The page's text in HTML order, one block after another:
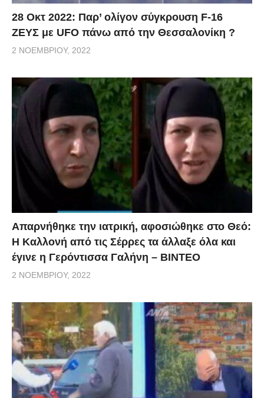
28 Οκτ 2022: Παρ’ ολίγον σύγκρουση F-16
ΖΕΥΣ με UFO πάνω από την Θεσσαλονίκη ?
2 ΝΟΕΜΒΡΊΟΥ, 2022
Απαρνήθηκε την ιατρική, αφοσιώθηκε στο Θεό:
Η Καλλονή από τις Σέρρες τα άλλαξε όλα και
έγινε η Γερόντισσα Γαλήνη – ΒΙΝΤΕΟ
2 ΝΟΕΜΒΡΊΟΥ, 2022